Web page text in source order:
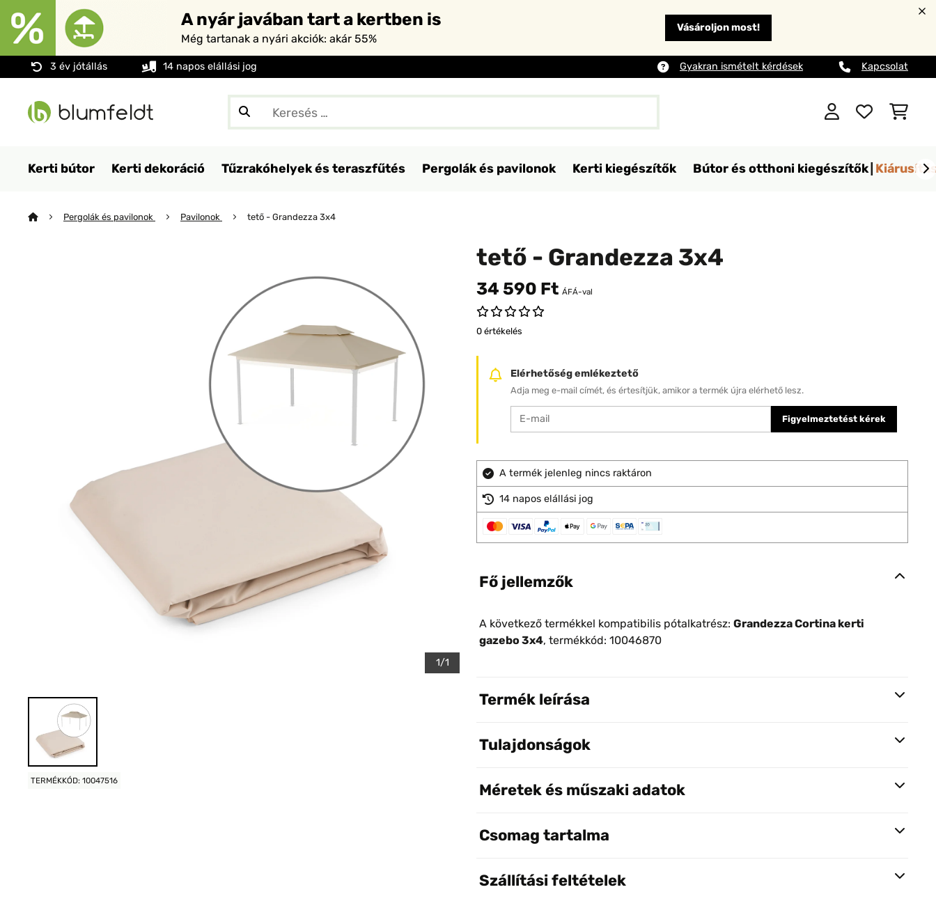
A nyár javában tart a kertben is
Még tartanak a nyári akciók: akár 55%
Vásároljon most!
3 év jótállás 14 napos elállási jog Gyakran ismételt kérdések Kapcsolat
Kerti bútor Kerti dekoráció Tűzrakóhelyek és teraszfűtés Pergolák és pavilonok Kerti kiegészítők Bútor és otthoni kiegészítők
Pergolák és pavilonok Pavilonok tető - Grandezza 3x4
1/1
TERMÉKKÓD: 10047516
tető - Grandezza 3x4
34 590 Ft ÁFÁ-val
0 értékelés
Elérhetőség emlékeztető
Adja meg e-mail címét, és értesítjük, amikor a termék újra elérhető lesz.
Figyelmeztetést kérek
A termék jelenleg nincs raktáron
14 napos elállási jog
Fő jellemzők
A következő termékkel kompatibilis pótalkatrész: Grandezza Cortina kerti
gazebo 3x4, termékkód: 10046870
Termék leírása
Tulajdonságok
Méretek és műszaki adatok
Csomag tartalma
Szállítási feltételek